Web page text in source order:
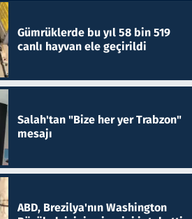
Gümrüklerde bu yıl 58 bin 519
canlı hayvan ele geçirildi
Salah'tan "Bize her yer Trabzon"
mesajı
ABD, Brezilya'nın Washington